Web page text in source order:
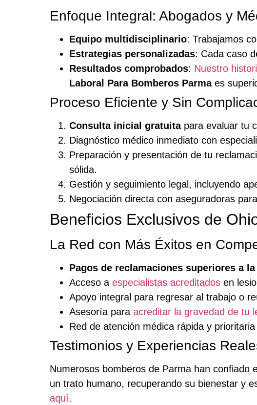
Enfoque Integral: Abogados y
Equipo multidisciplinario: Trabajamos
Estrategias personalizadas: Cada caso
Resultados comprobados: Nuestro
Laboral Para Bomberos Parmaes
Proceso Eficiente y Sin
Consulta inicial gratuitapara evaluar tu
Diagnóstico médico inmediato con
Preparación y presentación de tu
sólida.
Gestión y seguimiento legal, incluyendo
Negociación directa con aseguradoras
Beneficios Exclusivos de
La Red con Más Éxitos en
Pagos de reclamaciones superiores a
Acceso a especialistas acreditados en
Apoyo integral para regresar al trabajo o
Asesoría para acreditar la gravedad de tu
Red de atención médica rápida y
Testimonios y Experiencias
Numerosos bomberos de Parma han confiado
un trato humano, recuperando su bienestar y
aquí.